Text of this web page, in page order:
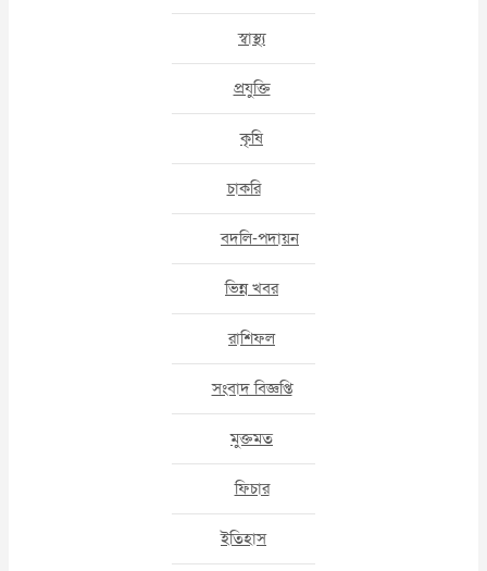
স্বাস্থ্য
প্রযুক্তি
কৃষি
চাকরি
বদলি-পদায়ন
ভিন্ন খবর
রাশিফল
সংবাদ বিজ্ঞপ্তি
মুক্তমত
ফিচার
ইতিহাস